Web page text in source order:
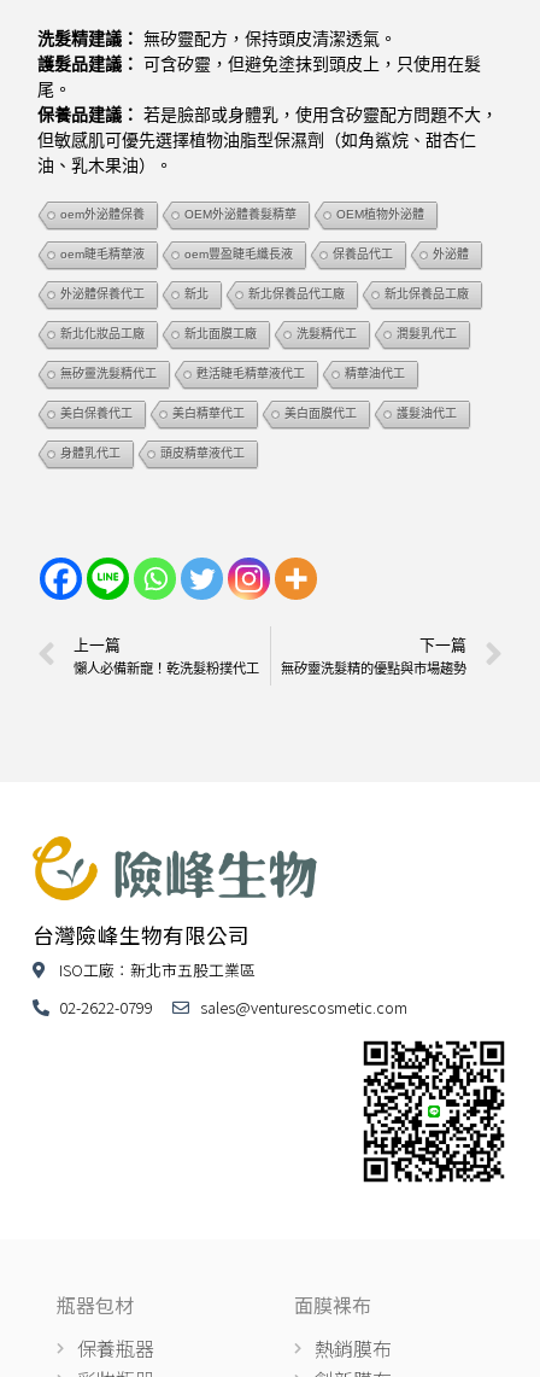
洗髮精建議： 無矽靈配方，保持頭皮清潔透氣。
護髮品建議： 可含矽靈，但避免塗抹到頭皮上，只使用在髮
尾。
保養品建議： 若是臉部或身體乳，使用含矽靈配方問題不大，
但敏感肌可優先選擇植物油脂型保濕劑（如角鯊烷、甜杏仁
油、乳木果油）。
oem外泌體保養 OEM外泌體養髮精華 OEM植物外泌體
oem睫毛精華液 oem豐盈睫毛纖長液 保養品代工 外泌體
外泌體保養代工 新北 新北保養品代工廠 新北保養品工廠
新北化妝品工廠 新北面膜工廠 洗髮精代工 潤髮乳代工
無矽靈洗髮精代工 甦活睫毛精華液代工 精華油代工
美白保養代工 美白精華代工 美白面膜代工 護髮油代工
身體乳代工 頭皮精華液代工
上一篇
懶人必備新寵！乾洗髮粉撲代工
下一篇
無矽靈洗髮精的優點與市場趨勢
台灣險峰生物有限公司
ISO工廠：新北市五股工業區
02-2622-0799
sales@venturescosmetic.com
瓶器包材
保養瓶器
面膜裸布
熱銷膜布